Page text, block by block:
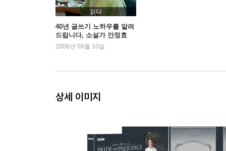
읽다
40년 글쓰기 노하우를 알려
드립니다, 소설가 안정효
2006년 08월 10일
상세 이미지